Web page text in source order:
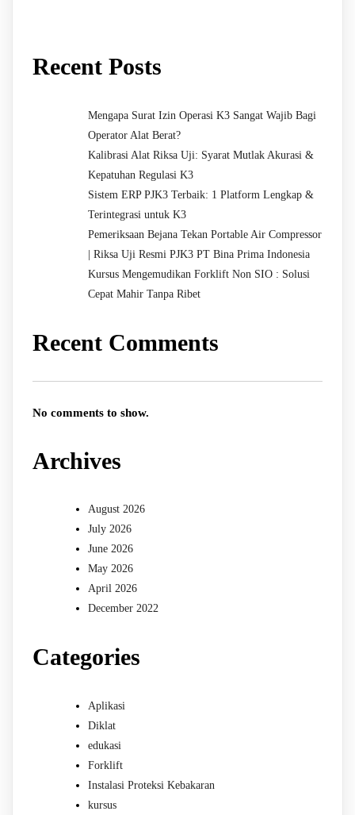
Recent Posts
Mengapa Surat Izin Operasi K3 Sangat Wajib Bagi
Operator Alat Berat?
Kalibrasi Alat Riksa Uji: Syarat Mutlak Akurasi &
Kepatuhan Regulasi K3
Sistem ERP PJK3 Terbaik: 1 Platform Lengkap &
Terintegrasi untuk K3
Pemeriksaan Bejana Tekan Portable Air Compressor
| Riksa Uji Resmi PJK3 PT Bina Prima Indonesia
Kursus Mengemudikan Forklift Non SIO : Solusi
Cepat Mahir Tanpa Ribet
Recent Comments
No comments to show.
Archives
August 2026
July 2026
June 2026
May 2026
April 2026
December 2022
Categories
Aplikasi
Diklat
edukasi
Forklift
Instalasi Proteksi Kebakaran
kursus